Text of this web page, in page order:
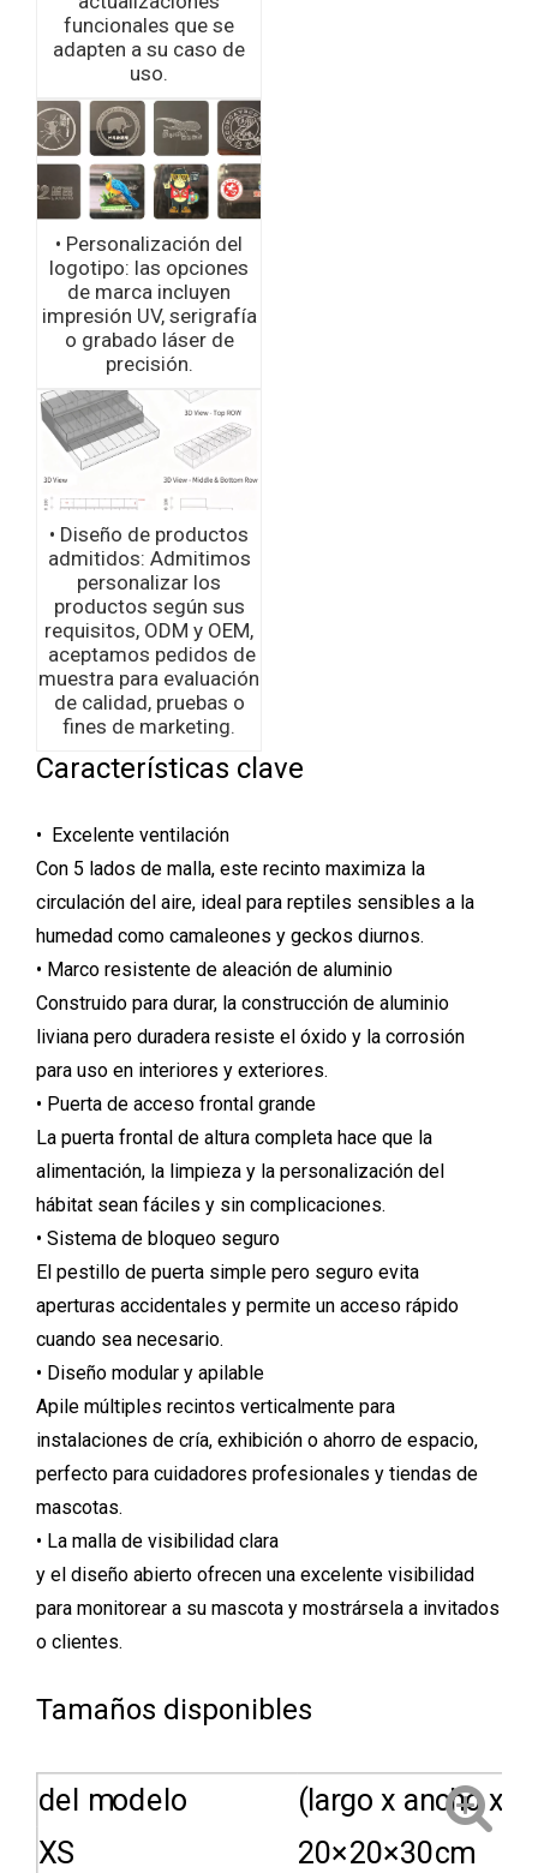
funcionales que se
adapten a su caso de
uso.
• Personalización del
logotipo: las opciones
de marca incluyen
impresión UV, serigrafía
o grabado láser de
precisión.
• Diseño de productos
admitidos: Admitimos
personalizar los
productos según sus
requisitos, ODM y OEM,
aceptamos pedidos de
muestra para evaluación
de calidad, pruebas o
fines de marketing.
Características clave
• Excelente ventilación
Con 5 lados de malla, este recinto maximiza la
circulación del aire, ideal para reptiles sensibles a la
humedad como camaleones y geckos diurnos.
• Marco resistente de aleación de aluminio
Construido para durar, la construcción de aluminio
liviana pero duradera resiste el óxido y la corrosión
para uso en interiores y exteriores.
• Puerta de acceso frontal grande
La puerta frontal de altura completa hace que la
alimentación, la limpieza y la personalización del
hábitat sean fáciles y sin complicaciones.
• Sistema de bloqueo seguro
El pestillo de puerta simple pero seguro evita
aperturas accidentales y permite un acceso rápido
cuando sea necesario.
• Diseño modular y apilable
Apile múltiples recintos verticalmente para
instalaciones de cría, exhibición o ahorro de espacio,
perfecto para cuidadores profesionales y tiendas de
mascotas.
• La malla de visibilidad clara
y el diseño abierto ofrecen una excelente visibilidad
para monitorear a su mascota y mostrársela a invitados
o clientes.
Tamaños disponibles
del modelo
(largo x ancho x
XS
20×20×30cm